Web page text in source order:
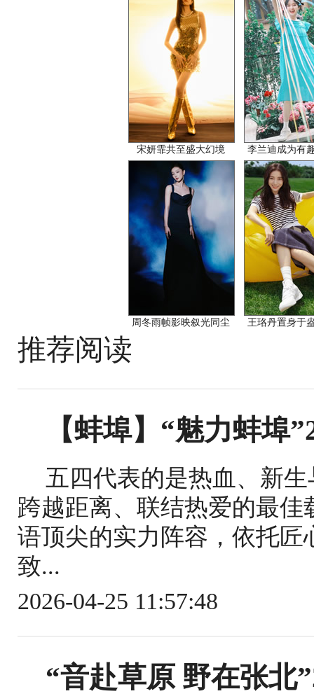
宋妍霏共至盛大幻境 李兰迪成为有
周冬雨帧影映叙光同尘 王珞丹置身于
推荐阅读
【蚌埠】“魅力蚌埠
五四代表的是热血、新
跨越距离、联结热爱的最
语顶尖的实力阵容，依托
致...
2026-04-25 11:57:48
“音赴草原 野在张北